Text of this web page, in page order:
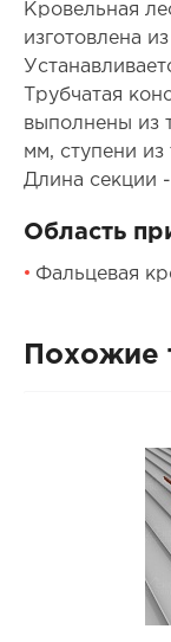
Кровельная
изготовлена
Трубчатая
выполнены из
мм, ступени из
Длина секции -
Область
Фальцевая
Похожие